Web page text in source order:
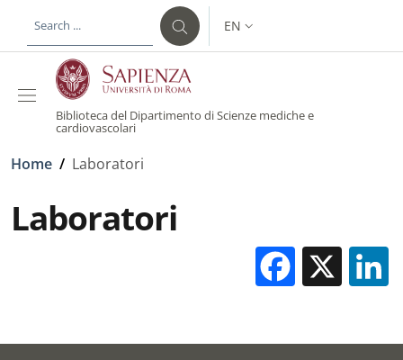
LANGUAGE SWITCHER:
EN
Biblioteca del Dipartimento di Scienze mediche e
cardiovascolari
Breadcrumb
Home / Laboratori
Laboratori
X